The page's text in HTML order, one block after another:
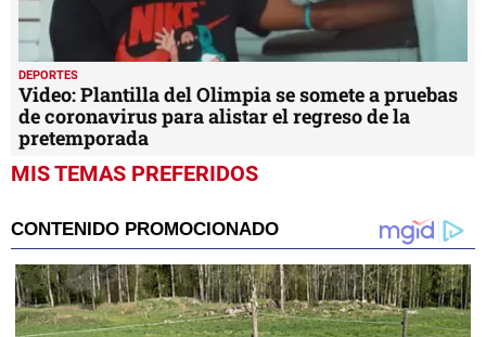
DEPORTES
Video: Plantilla del Olimpia se somete a pruebas
de coronavirus para alistar el regreso de la
pretemporada
MIS TEMAS PREFERIDOS